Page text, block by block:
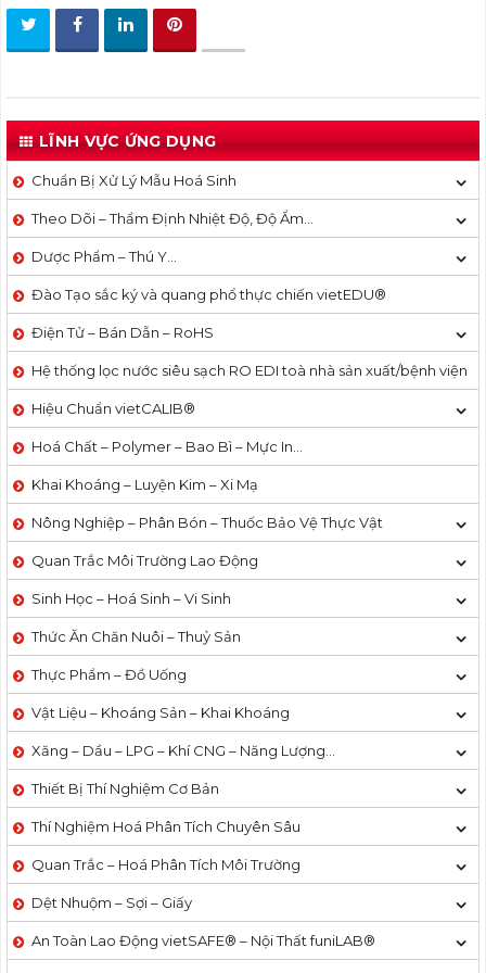
LĨNH VỰC ỨNG DỤNG
Chuẩn Bị Xử Lý Mẫu Hoá Sinh
Theo Dõi – Thẩm Định Nhiệt Độ, Độ Ẩm…
Dược Phẩm – Thú Y…
Đào Tạo sắc ký và quang phổ thực chiến vietEDU®
Điện Tử – Bán Dẫn – RoHS
Hệ thống lọc nước siêu sạch RO EDI​​ toà nhà sản xuất/bệnh viện
Hiệu Chuẩn vietCALIB®
Hoá Chất – Polymer – Bao Bì – Mực In…
Khai Khoáng – Luyện Kim – Xi Mạ
Nông Nghiệp – Phân Bón – Thuốc Bảo Vệ Thực Vật
Quan Trắc Môi Trường Lao Động
Sinh Học – Hoá Sinh – Vi Sinh
Thức Ăn Chăn Nuôi – Thuỷ Sản
Thực Phẩm – Đồ Uống
Vật Liệu – Khoáng Sản – Khai Khoáng
Xăng – Dầu – LPG – Khí CNG – Năng Lượng…
Thiết Bị Thí Nghiệm Cơ Bản
Thí Nghiệm Hoá Phân Tích Chuyên Sâu
Quan Trắc – Hoá Phân Tích Môi Trường
Dệt Nhuộm – Sợi – Giấy
An Toàn Lao Động vietSAFE® – Nội Thất funiLAB®